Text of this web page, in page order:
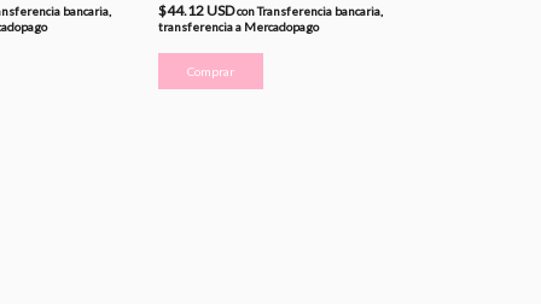
bancaria,
$44.12 USDconTransferencia bancaria,
transferencia a Mercadopago